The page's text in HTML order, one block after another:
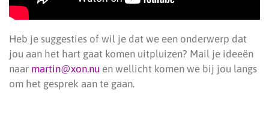
Heb je suggesties of wil je dat we een onderwerp dat
jou aan het hart gaat komen uitpluizen? Mail je ideeën
naar martin@xon.nu en wellicht komen we bij jou langs
om het gesprek aan te gaan.